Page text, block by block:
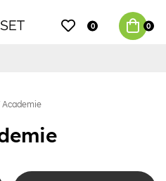
0 0
Academie